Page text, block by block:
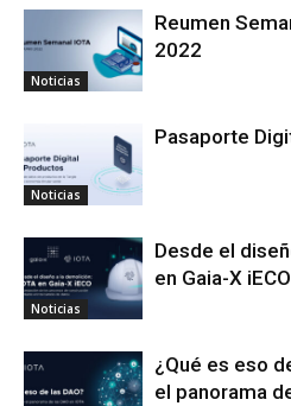
Noticias
Reumen
2022
Noticias
Pasaporte
Noticias
Desde el
en Gaia-X iECO
¿Qué es eso
el panorama